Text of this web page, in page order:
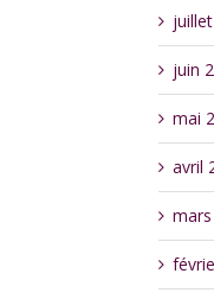
juin
mai
avril